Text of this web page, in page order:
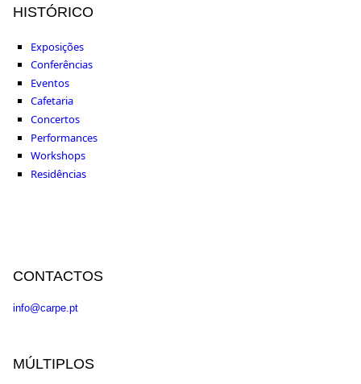
HISTÓRICO
Exposições
Conferências
Eventos
Cafetaria
Concertos
Performances
Workshops
Residências
CONTACTOS
info@carpe.pt
MÚLTIPLOS